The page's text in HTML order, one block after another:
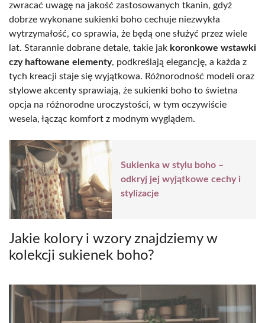
zwracać uwagę na jakość zastosowanych tkanin, gdyż
dobrze wykonane sukienki boho cechuje niezwykła
wytrzymałość, co sprawia, że będą one służyć przez wiele
lat. Starannie dobrane detale, takie jak koronkowe wstawki
czy haftowane elementy, podkreślają elegancję, a każda z
tych kreacji staje się wyjątkowa. Różnorodność modeli oraz
stylowe akcenty sprawiają, że sukienki boho to świetna
opcja na różnorodne uroczystości, w tym oczywiście
wesela, łącząc komfort z modnym wyglądem.
Sukienka w stylu boho –
odkryj jej wyjątkowe cechy i
stylizacje
Jakie kolory i wzory znajdziemy w
kolekcji sukienek boho?